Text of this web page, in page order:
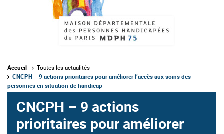
Accueil
Toutes les actualités
CNCPH – 9 actions prioritaires pour améliorer l’accès aux soins des
personnes en situation de handicap
CNCPH – 9 actions
prioritaires pour améliorer